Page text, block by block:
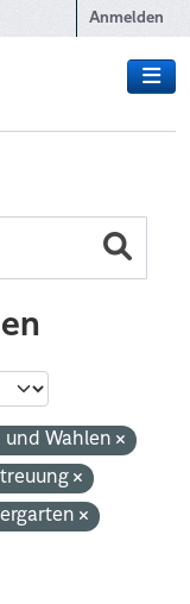
Anmelden
und Wahlen